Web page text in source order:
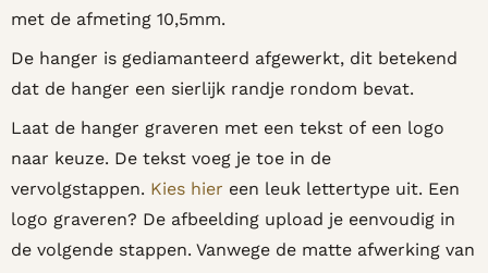
met de afmeting 10,5mm.
De hanger is gediamanteerd afgewerkt, dit betekend
dat de hanger een sierlijk randje rondom bevat.
Laat de hanger graveren met een tekst of een logo
naar keuze. De tekst voeg je toe in de
vervolgstappen. Kies hier een leuk lettertype uit. Een
logo graveren? De afbeelding upload je eenvoudig in
de volgende stappen. Vanwege de matte afwerking van